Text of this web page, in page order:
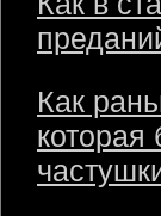
Как
которая